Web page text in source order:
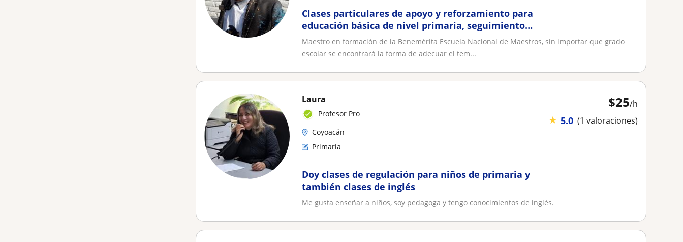
Clases particulares de apoyo y reforzamiento para
educación básica de nivel primaria, seguimiento
personalizado para cada alumno
Maestro en formación de la Benemérita Escuela Nacional de Maestros, sin importar que grado
escolar se encontrará la forma de adecuar el tem...
$25/h
★ 5.0 (1 valoraciones)
Laura
Profesor Pro
Coyoacán
Primaria
Doy clases de regulación para niños de primaria y
también clases de inglés
Me gusta enseñar a niños, soy pedagoga y tengo conocimientos de inglés.